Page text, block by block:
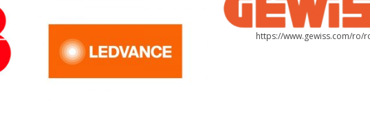
https://www.gewiss.com/ro/